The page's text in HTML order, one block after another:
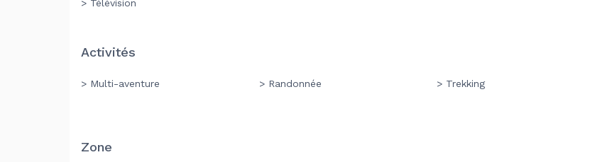
> Télévision
Activités
> Multi-aventure > Randonnée > Trekking
Zone